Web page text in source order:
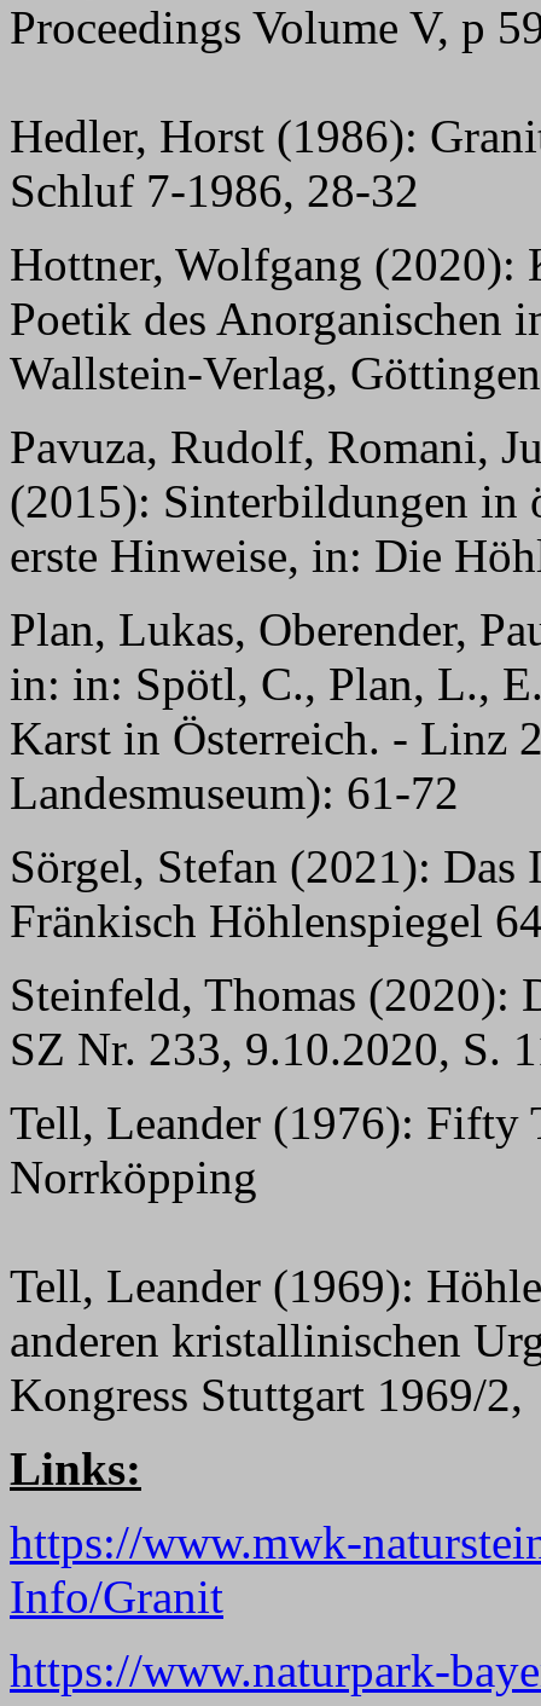
Proceedings Volume V, p
Hedler, Horst (1986):
Schluf 7-1986, 28-32
Hottner, Wolfgang
Poetik des Anorganischen
Wallstein-Verlag,
Pavuza, Rudolf, Romani,
(2015): Sinterbildungen in
erste Hinweise, in: Die
Plan, Lukas, Oberender,
in: in: Spötl, C., Plan, L.,
Karst in Österreich. - Linz
Landesmuseum): 61-72
Sörgel, Stefan (2021):
Fränkisch Höhlenspiegel
Steinfeld, Thomas (2020):
SZ Nr. 233, 9.10.2020, S.
Tell, Leander (1976): Fifty
Norrköpping
Tell, Leander (1969):
anderen kristallinischen
Kongress Stuttgart 1969/2,
Links:
https://www.mwk-
Info/Granit
https://www.naturpark-